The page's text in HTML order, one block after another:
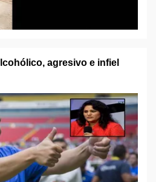
agresivo e infiel